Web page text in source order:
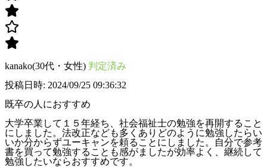
kanako(30代・女性) 判定済み
投稿日時: 2024/09/25 09:36:32
既卒の人におすすめ
大学卒業して１５年経ち、社会福祉士の勉強を再開すること
にしました。法改正なども多くありどのように勉強したらい
いか分からずユーキャンを頼ることにしました。自分で参考
書を買って勉強することも感がましたが効率よく、継続して
勉強したいならおすすめです。